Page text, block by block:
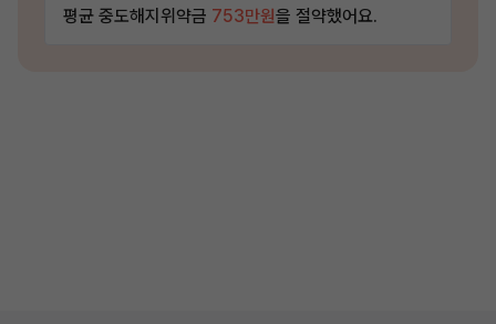
평균 중도해지위약금 753만원을 절약했어요.